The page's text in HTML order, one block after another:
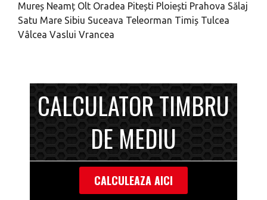
Mureș Neamț Olt Oradea Pitești Ploiești Prahova Sălaj
Satu Mare Sibiu Suceava Teleorman Timiș Tulcea
Vâlcea Vaslui Vrancea
CALCULATOR TIMBRU
DE MEDIU
CALCULEAZA AICI